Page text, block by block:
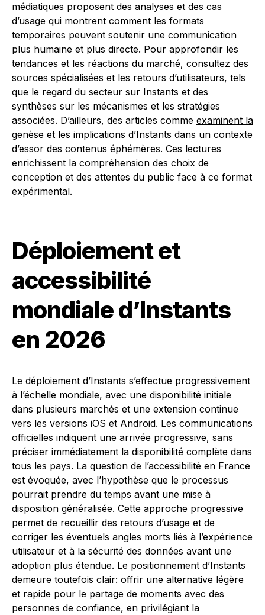
médiatiques proposent des analyses et des cas
d’usage qui montrent comment les formats
temporaires peuvent soutenir une communication
plus humaine et plus directe. Pour approfondir les
tendances et les réactions du marché, consultez des
sources spécialisées et les retours d’utilisateurs, tels
que le regard du secteur sur Instants et des
synthèses sur les mécanismes et les stratégies
associées. D’ailleurs, des articles comme examinent la
genèse et les implications d’Instants dans un contexte
d’essor des contenus éphémères. Ces lectures
enrichissent la compréhension des choix de
conception et des attentes du public face à ce format
expérimental.
Déploiement et
accessibilité
mondiale d’Instants
en 2026
Le déploiement d’Instants s’effectue progressivement
à l’échelle mondiale, avec une disponibilité initiale
dans plusieurs marchés et une extension continue
vers les versions iOS et Android. Les communications
officielles indiquent une arrivée progressive, sans
préciser immédiatement la disponibilité complète dans
tous les pays. La question de l’accessibilité en France
est évoquée, avec l’hypothèse que le processus
pourrait prendre du temps avant une mise à
disposition généralisée. Cette approche progressive
permet de recueillir des retours d’usage et de
corriger les éventuels angles morts liés à l’expérience
utilisateur et à la sécurité des données avant une
adoption plus étendue. Le positionnement d’Instants
demeure toutefois clair: offrir une alternative légère
et rapide pour le partage de moments avec des
personnes de confiance, en privilégiant la